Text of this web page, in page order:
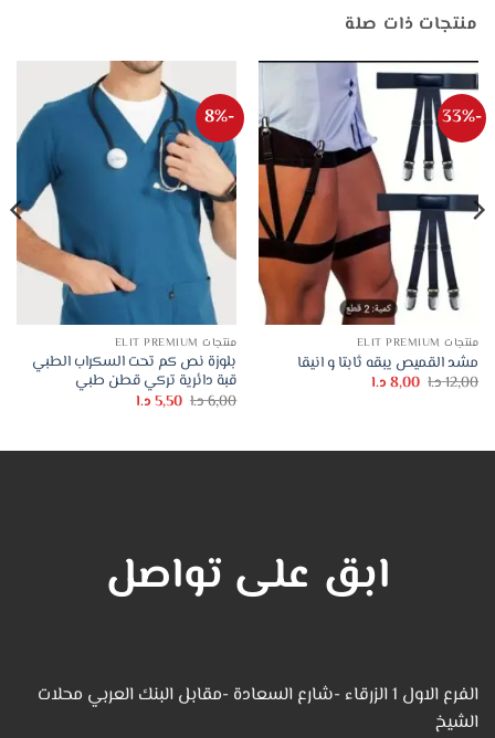
منتجات ذات صلة
-33%
منتجات ELIT PREMIUM
مشد القميص يبقه ثابتا و انيقا
12,00د.ا السعر
الأصلي
8,00د.االسعر
-8%
منتجات ELIT PREMIUM
بلوزة نص كم تحت السكراب الطبي
قبة دائرية تركي قطن طبي
6,00د.ا السعر
الأصلي
5,50د.االسعر
ابق على تواصل
الفرع الاول 1 الزرقاء -شارع السعادة -مقابل البنك العربي محلات
الشيخ